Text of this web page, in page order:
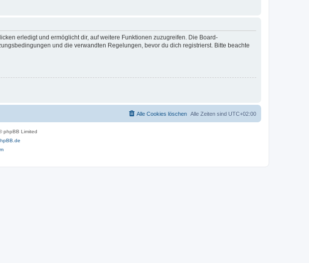
erledigt und ermöglicht dir, auf weitere Funktionen zuzugreifen. Die Board-
und die verwandten Regelungen, bevor du dich registrierst. Bitte beachte
Alle Zeiten sind UTC+02:00
Alle Cookies löschen
phpBB Limited